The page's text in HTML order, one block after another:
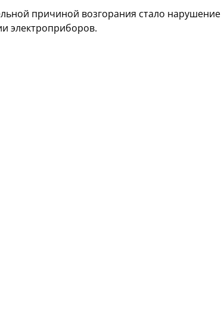
причиной возгорания стало нарушение
электроприборов.